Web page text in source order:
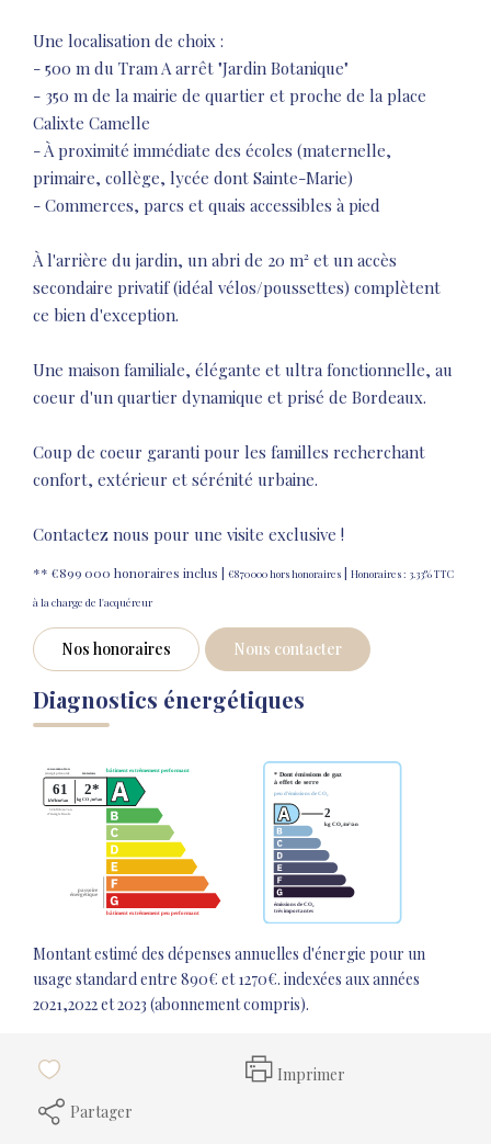
Une localisation de choix :
- 500 m du Tram A arrêt "Jardin Botanique"
- 350 m de la mairie de quartier et proche de la place
Calixte Camelle
- À proximité immédiate des écoles (maternelle,
primaire, collège, lycée dont Sainte-Marie)
- Commerces, parcs et quais accessibles à pied
À l'arrière du jardin, un abri de 20 m² et un accès
secondaire privatif (idéal vélos/poussettes) complètent
ce bien d'exception.
Une maison familiale, élégante et ultra fonctionnelle, au
coeur d'un quartier dynamique et prisé de Bordeaux.
Coup de coeur garanti pour les familles recherchant
confort, extérieur et sérénité urbaine.
Contactez nous pour une visite exclusive !
** €899 000 honoraires inclus | €870 000hors honoraires | Honoraires : 3.33% TTC
à la charge de l'acquéreur
Nos honoraires Nous contacter
Diagnostics énergétiques
Montant estimé des dépenses annuelles d'énergie pour un
usage standard entre 890€ et 1270€. indexées aux années
2021,2022 et 2023 (abonnement compris).
Imprimer
Partager